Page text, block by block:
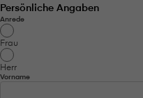
Persönliche Angaben
Anrede
Frau
Herr
Vorname